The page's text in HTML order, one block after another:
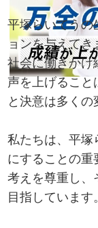
平塚らいてうの
ョンを与えてき
社会に働きかけ
声を上げること
と決意は多くの
私たちは、平塚
にすることの重
考えを尊重し、
目指しています